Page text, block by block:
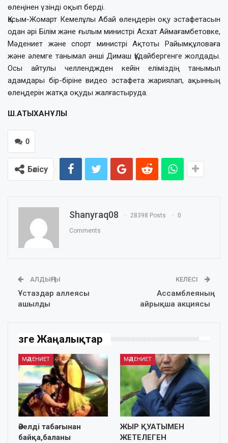
өлеңінен үзінді оқып берді.
Қасым-Жомарт Кемелұлы Абай өлеңдерін оқу эстафетасын
одан әрі Білім және ғылым министрі Асхат Аймағамбетовке,
Мәдениет және спорт министрі Ақтоты Райымқұловаға
және әлемге танымал әнші Димаш Құдайбергенге жолдады.
Осы айтулы челленджден кейін еліміздің танымыл
адамдары бір-біріне видео эстафета жариялап, ақынның
өлеңдерін жатқа оқуды жалғастыруда.
Ш.АТЫХАНҰЛЫ
0
Бөлісу
Shanyraq08 28398 Posts 0
Comments
АЛДЫҢҒЫ
Ұстаздар аллеясы
ашылды
КЕЛЕСІ
Ассамблеяның
айрықша акциясы
Өзге Жаңалықтар
МӘДЕНИЕТ
Әйелді табағынан
байқа,баланы
МӘДЕНИЕТ
ЖЫР ҚУАТЫМЕН
ЖЕТЕЛЕГЕН